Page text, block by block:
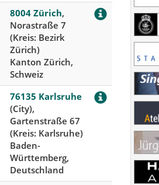
8004 Zürich,
Norastraße 7
(Kreis: Bezirk
Zürich)
Kanton Zürich,
Schweiz
76135 Karlsruhe
(City),
Gartenstraße 67
(Kreis: Karlsruhe)
Baden-
Württemberg,
Deutschland